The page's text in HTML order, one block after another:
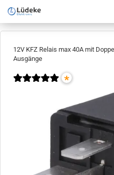
12V KFZ Relais max 40A mit
Ausgänge
*